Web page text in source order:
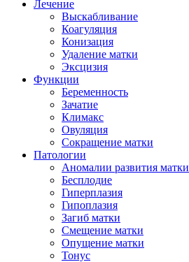
Лечение
Выскабливание
Коагуляция
Конизация
Удаление матки
Эксцизия
Функции
Беременность
Зачатие
Климакс
Овуляция
Сокращение матки
Патологии
Аномалии развития матки
Бесплодие
Гиперплазия
Гипоплазия
Загиб матки
Смещение матки
Опущение матки
Тонус